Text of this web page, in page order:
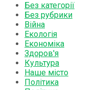
Без категорії
Без рубрики
Війна
Екологія
Економіка
Здоров'я
Культура
Наше місто
Політика